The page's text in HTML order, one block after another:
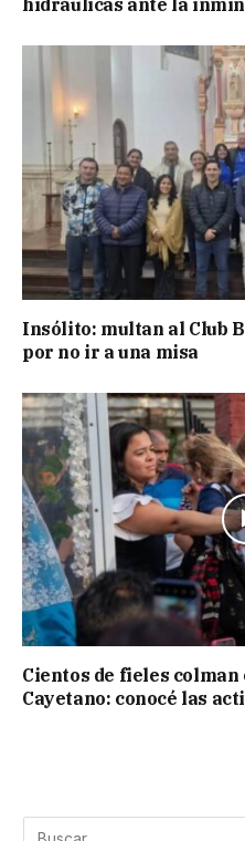
hidráulicas ante la
Insólito: multan al Club
por no ir a una misa
Cientos de fieles colman
Cayetano: conocé las